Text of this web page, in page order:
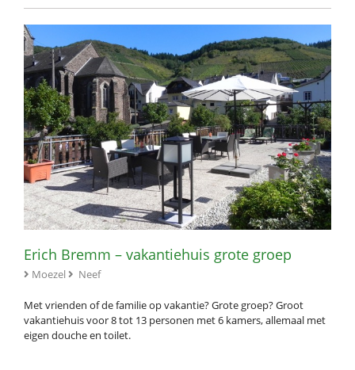
Erich Bremm – vakantiehuis grote groep
Moezel Neef
Met vrienden of de familie op vakantie? Grote groep? Groot
vakantiehuis voor 8 tot 13 personen met 6 kamers, allemaal met
eigen douche en toilet.